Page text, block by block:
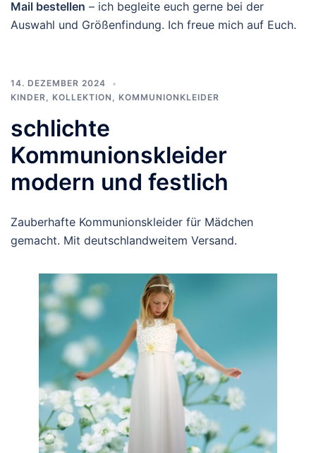
Mail bestellen – ich begleite euch gerne bei der
Auswahl und Größenfindung. Ich freue mich auf Euch.
14. DEZEMBER 2024
KINDER, KOLLEKTION , KOMMUNIONKLEIDER
schlichte
Kommunionskleider
modern und festlich
Zauberhafte Kommunionskleider für Mädchen
gemacht. Mit deutschlandweitem Versand.